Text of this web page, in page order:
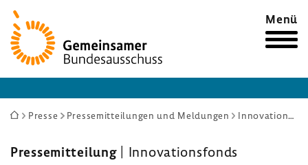
Zur
Startseite
Menü
Sie
hier:
Presse Pressemitteilungen und Meldungen Innovationsausschuss-Projekte: Zwei S3-Leitlinien entwickelt und Erkenntnisse zur Gruppenpsychotherapie gewonnen
Pres­se­mit­tei­lung | Inno­va­ti­ons­fonds